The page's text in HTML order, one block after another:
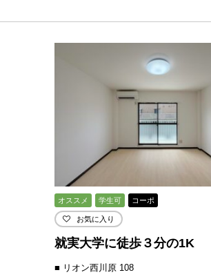
オススメ 学生可 コーポ
お気に入り
就実大学に徒歩３分の1K
■ リオン西川原 108